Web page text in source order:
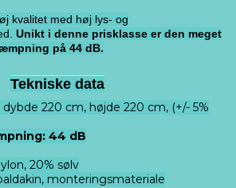
kvalitet med høj lys- og
Unikt i denne prisklasse er den meget
på 44 dB.
Tekniske data
220 cm, højde 220 cm, (+/- 5%
44 dB
20% sølv
monteringsmateriale